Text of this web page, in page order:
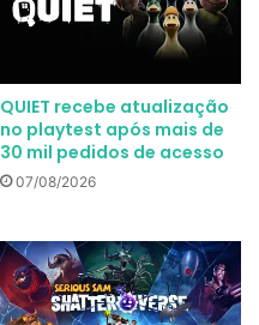
QUIET recebe atualização
no playtest após mais de
30 mil pedidos de acesso
07/08/2026